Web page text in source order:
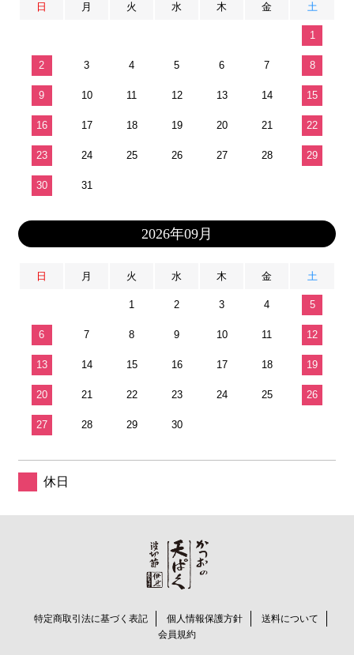
日 月 火 水 木 金 土
1
2 3 4 5 6 7 8
9 10 11 12 13 14 15
16 17 18 19 20 21 22
23 24 25 26 27 28 29
30 31
2026年09月
日 月 火 水 木 金 土
1 2 3 4 5
6 7 8 9 10 11 12
13 14 15 16 17 18 19
20 21 22 23 24 25 26
27 28 29 30
休日
特定商取引法に基づく表記 個人情報保護方針
送料について
会員規約